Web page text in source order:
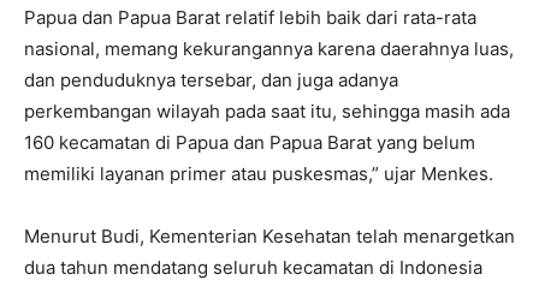
Papua dan Papua Barat relatif lebih baik dari rata-rata
nasional, memang kekurangannya karena daerahnya luas,
dan penduduknya tersebar, dan juga adanya
perkembangan wilayah pada saat itu, sehingga masih ada
160 kecamatan di Papua dan Papua Barat yang belum
memiliki layanan primer atau puskesmas,” ujar Menkes.
Menurut Budi, Kementerian Kesehatan telah menargetkan
dua tahun mendatang seluruh kecamatan di Indonesia